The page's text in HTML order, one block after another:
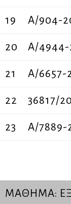
19 Α/904-
20 A/4944-
21 Α/6657-
22 36817/
23 Α/7889-
ΜΑΘΗΜΑ: